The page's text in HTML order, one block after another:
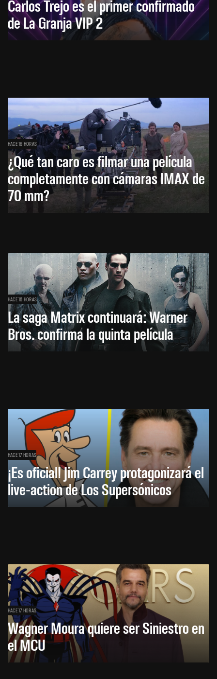
Carlos Trejo es el primer confirmado
de La Granja VIP 2
HACE 16 HORAS
¿Qué tan caro es filmar una película
completamente con cámaras IMAX de
70 mm?
HACE 16 HORAS
La saga Matrix continuará: Warner
Bros. confirma la quinta película
HACE 17 HORAS
¡Es oficial! Jim Carrey protagonizará el
live-action de Los Supersónicos
HACE 17 HORAS
Wagner Moura quiere ser Siniestro en
el MCU